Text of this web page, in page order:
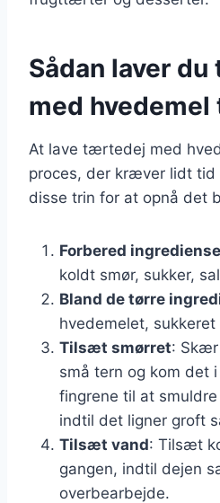
Sådan laver
med
At lave tærtedej med
proces, der kræver lidt tid
disse trin for at opnå det
Forbered
koldt smør, sukker,
Bland de tørre
hvedemelet,
Tilsæt smørret: Skær
små tern og kom det
fingrene til at
indtil det ligner groft
Tilsæt vand: Tilsæt
gangen, indtil dejen
overbearbejde.